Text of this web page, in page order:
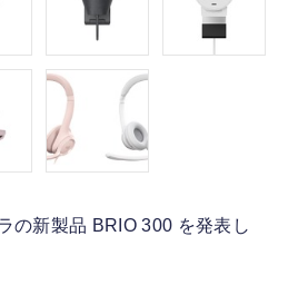
の新製品 BRIO 300 を発表し